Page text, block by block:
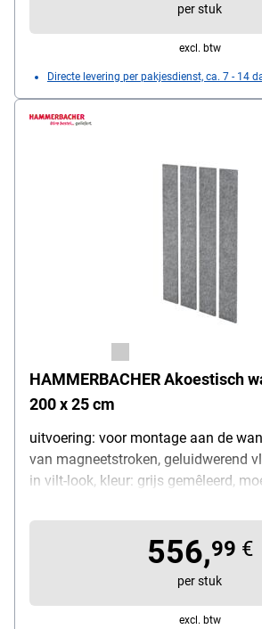
per stuk
excl. btw
Directe levering per pakjesdienst, ca. 7 - 14
HAMMERBACHER Akoestisch
200 x 25 cm
uitvoering: voor montage aan de
van magneetstroken, geluidwerend
in vilt-look, kleur: grijs gemêleerd,
geluidsbeschermingsklasse C,
x 25 cm, compatibel met alle
meubelprogramma's556,99 €
per stuk
excl. btw